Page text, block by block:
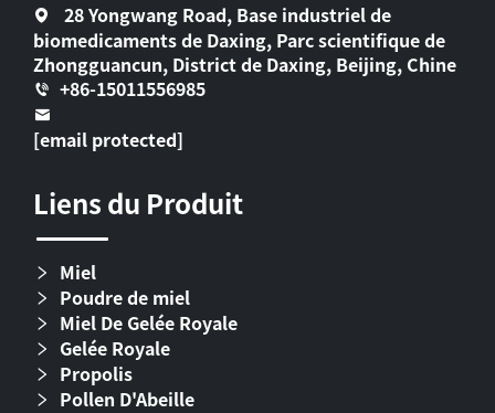
28 Yongwang Road, Base industriel de
biomedicaments de Daxing, Parc scientifique de
Zhongguancun, District de Daxing, Beijing, Chine
+86-15011556985
[email protected]
Liens du Produit
Miel
Poudre de miel
Miel De Gelée Royale
Gelée Royale
Propolis
Pollen D'Abeille